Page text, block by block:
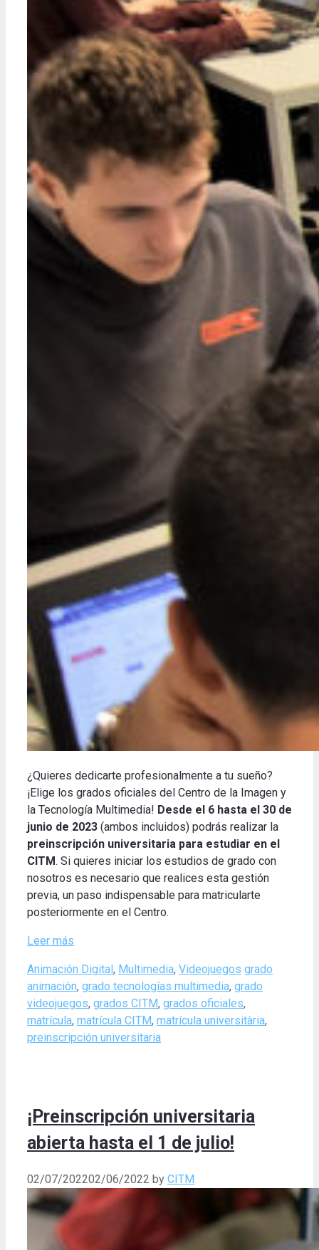
¿Quieres dedicarte profesionalmente a tu sueño?
¡Elige los grados oficiales del Centro de la Imagen y
la Tecnología Multimedia! Desde el 6 hasta el 30 de
junio de 2023 (ambos incluidos) podrás realizar la
preinscripción universitaria para estudiar en el
CITM. Si quieres iniciar los estudios de grado con
nosotros es necesario que realices esta gestión
previa, un paso indispensable para matricularte
posteriormente en el Centro.
Leer más
Categories
Animación Digital, Multimedia, Videojuegos Tags
grado
animación, grado tecnologías multimedia, grado
videojuegos, grados CITM, grados oficiales,
matrícula, matrícula CITM, matrícula universitària,
preinscripción universitaria
¡Preinscripción universitaria
abierta hasta el 1 de julio!
02/07/202202/06/2022 by CITM